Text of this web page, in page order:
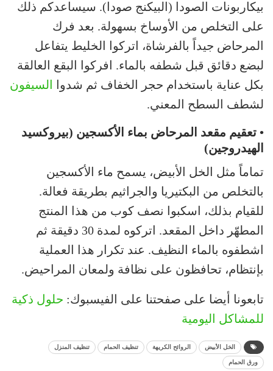
بيكاربونات الصودا (البيكنج صودا). سيساعدكم ذلك
على التخلص من الأوساخ بسهولة. بعد فرك
المرحاض جيداً بالفرشاة، اتركوا الخليط يتفاعل
لبضع دقائق قبل شطفه بالماء. افركوا البقع العالقة
بكل عناية باستخدام حجر الخفاف ثم شدوا
السيفون
لشطف السطح المعني.
• تعقيم مقعد المرحاض بماء الأكسجين (بيروكسيد
الهيدروجين)
تماماً مثل الخل الأبيض، يسمح ماء الأكسجين
بالتخلص من البكتيريا والجراثيم بطريقة فعالة.
للقيام بذلك، اسكبوا نصف كوب من هذا المنتج
المطهّر داخل المقعد. اتركوه لمدة 30 دقيقة ثم
اشطفوه بالماء النظيف. عند تكرار هذا العملية
بإنتظام، تحافظون على نظافة ولمعان المراحيض.
تابعونا أيضا على صفحتنا على الفيسبوك: حلول ذكية
للمشاكل اليومية
الخل الأبيض الروائح الكريهة تنظيف الحمام تنظيف المنزل
ورق الحمام